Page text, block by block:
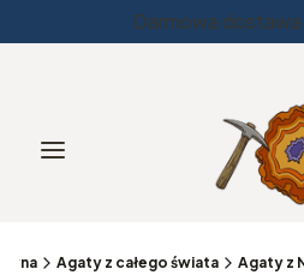
Darmowa
Menu
Agaty z całego świata Agaty z